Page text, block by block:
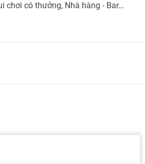
chơi có thưởng, Nhà hàng - Bar…